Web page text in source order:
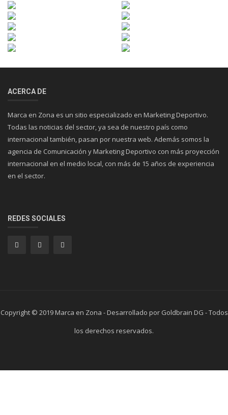
ACERCA DE
Marca en Zona es un sitio especializado en Marketing Deportivo.
Todas las noticias del sector, ya sea de nuestro país como
internacional también, pasan por nuestra web. Además somos la
agencia de Comunicación y Marketing Deportivo con más proyección
internacional en el medio local, con más de 15 años de experiencia
en el sector.
REDES SOCIALES
Copyright © 2019 Marca en Zona - Desarrollado por Goldbrain DG - Todos
los derechos reservados.